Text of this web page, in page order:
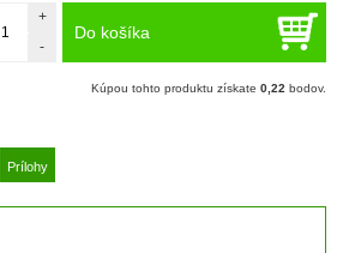
Do košíka
-
+
Kúpou tohto produktu získate0,22 bodov.
Prílohy